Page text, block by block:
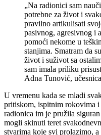
„Na radionici sam
potrebne za život i
pravilno artikulisati
pasivnog, agresivnog i
pomoći nekome u
stanjima. Smatram da
život i suživot sa
sam imala priliku
Adna Tunović, učesnica
U vremenu kada se mladi
pritiskom, ispitnim rokovima i
radionica im je pružila
mogli skinuti teret
stvarima koje svi prolazimo,